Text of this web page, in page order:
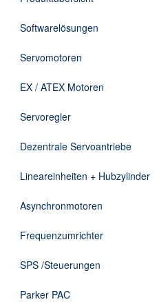
Informationen
Downloads
Kontakt
Softwarelösungen
Servomotoren
EX / ATEX Motoren
Servoregler
Dezentrale Servoantriebe
Lineareinheiten + Hubzylinder
Asynchronmotoren
Frequenzumrichter
SPS /Steuerungen
Parker PAC